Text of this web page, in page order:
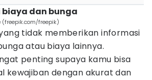
biaya dan bunga
freepik)
tidak memberikan informasi
atau biaya lainnya.
penting supaya kamu bisa
kewajiban dengan akurat dan